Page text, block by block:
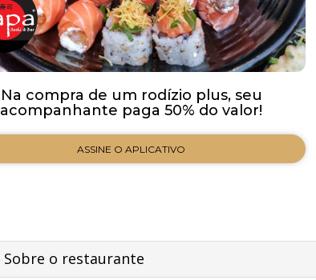
Na compra de um rodízio plus, seu
acompanhante paga 50% do valor!
ASSINE O APLICATIVO
Sobre o restaurante